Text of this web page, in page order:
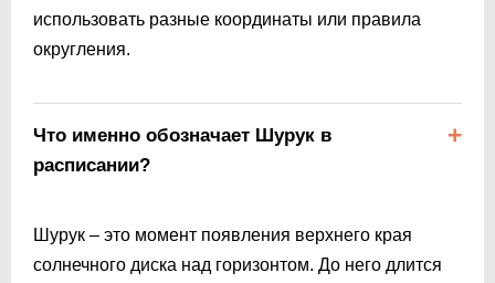
использовать разные координаты или правила
округления.
Что именно обозначает Шурук в
расписании?
Шурук – это момент появления верхнего края
солнечного диска над горизонтом. До него длится